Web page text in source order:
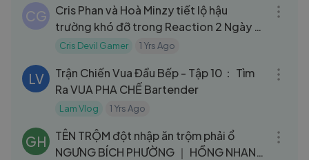
CG
Cris Phan và Hoà Minzy tiết lộ hậu
trường khó đỡ trong Reaction 2 Ngày 1
Đêm tập 75
Cris Devil Gamer 1 Yrs Ago
LV
Trận Chiến Vua Đầu Bếp - Tập 10： Tìm
Ra VUA PHA CHẾ Bartender
Lam Vlog 1 Yrs Ago
GH
TÊN TRỘM đột nhập ăn trộm phải ổ
NGƯNG BÍCH PHƯỜNG ｜ HỒNG NHAN